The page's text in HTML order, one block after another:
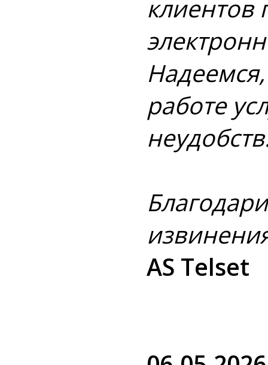
клиентов
работе
AS Telset